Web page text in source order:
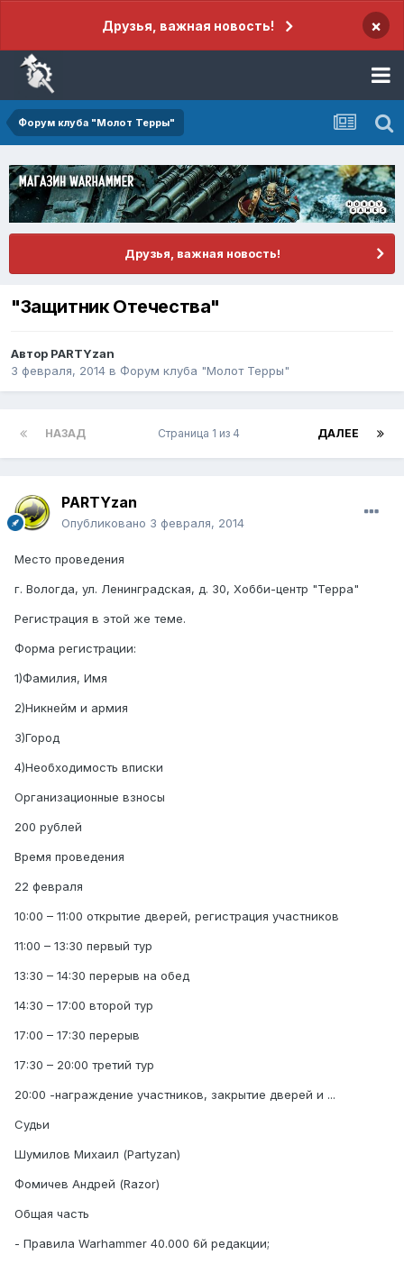
Друзья, важная новость! ×
Форум клуба "Молот Терры"
Друзья, важная новость!
"Защитник Отечества"
Автор PARTYzan
3 февраля, 2014 в Форум клуба "Молот Терры"
НАЗАД ДАЛЕЕ
Страница 1 из 4
PARTYzan
Опубликовано 3 февраля, 2014
Место проведения
г. Вологда, ул. Ленинградская, д. 30, Хобби-центр "Терра"
Регистрация в этой же теме.
Форма регистрации:
1)Фамилия, Имя
2)Никнейм и армия
3)Город
4)Необходимость вписки
Организационные взносы
200 рублей
Время проведения
22 февраля
10:00 – 11:00 открытие дверей, регистрация участников
11:00 – 13:30 первый тур
13:30 – 14:30 перерыв на обед
14:30 – 17:00 второй тур
17:00 – 17:30 перерыв
17:30 – 20:00 третий тур
20:00 -награждение участников, закрытие дверей и ...
Судьи
Шумилов Михаил (Partyzan)
Фомичев Андрей (Razor)
Общая часть
- Правила Warhammer 40.000 6й редакции;